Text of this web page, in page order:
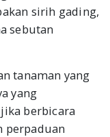
sirih gading,
sebutan
tanaman yang
yang
berbicara
perpaduan